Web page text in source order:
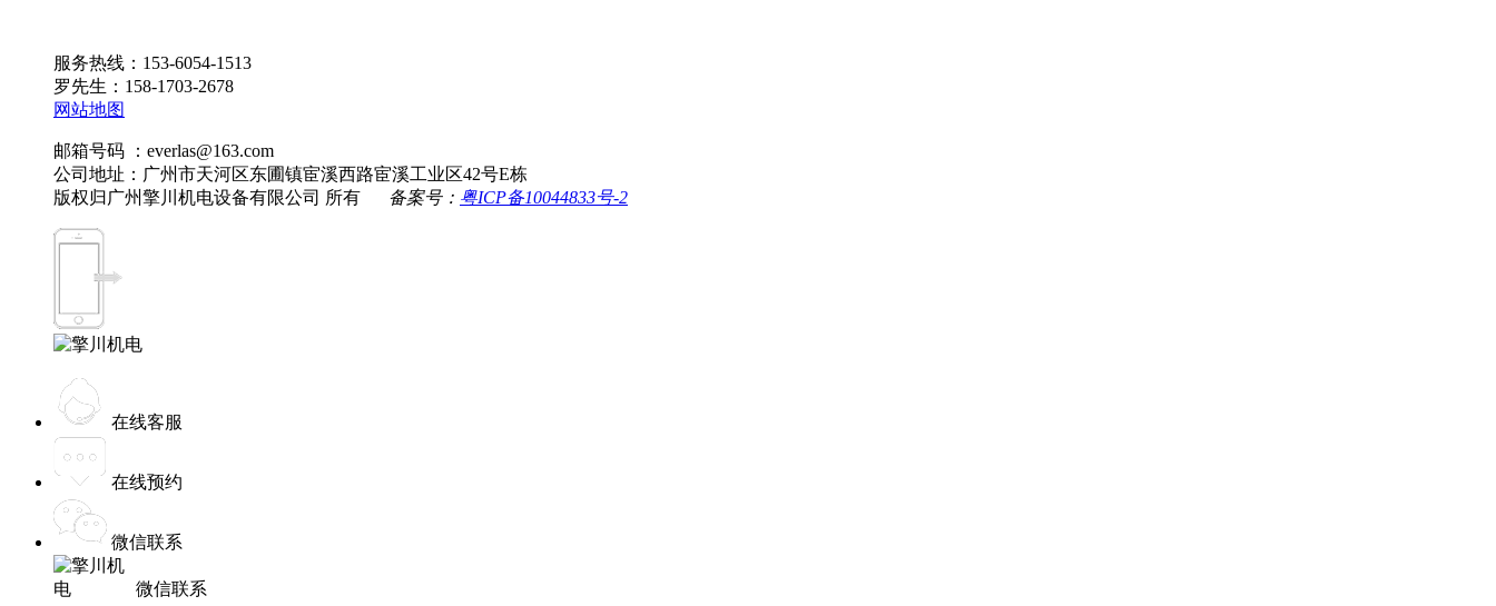
服务热线：153-6054-1513
罗先生：158-1703-2678
网站地图
邮箱号码 ：everlas@163.com
公司地址：广州市天河区东圃镇宦溪西路宦溪工业区42号E栋
版权归广州擎川机电设备有限公司 所有
备案号： 粤ICP备10044833号-2
在线客服
在线预约
微信联系
微信联系